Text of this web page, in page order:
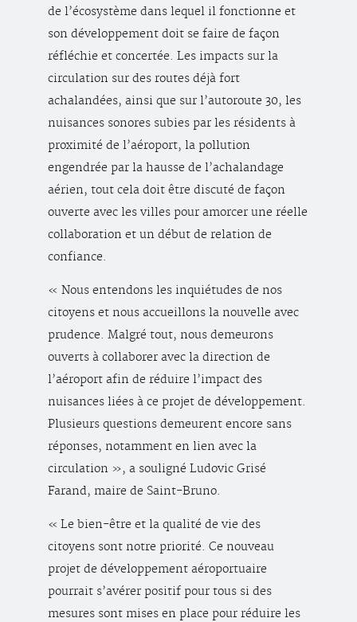
de l’écosystème dans lequel il fonctionne et
son développement doit se faire de façon
réfléchie et concertée. Les impacts sur la
circulation sur des routes déjà fort
achalandées, ainsi que sur l’autoroute 30, les
nuisances sonores subies par les résidents à
proximité de l’aéroport, la pollution
engendrée par la hausse de l’achalandage
aérien, tout cela doit être discuté de façon
ouverte avec les villes pour amorcer une réelle
collaboration et un début de relation de
confiance.
« Nous entendons les inquiétudes de nos
citoyens et nous accueillons la nouvelle avec
prudence. Malgré tout, nous demeurons
ouverts à collaborer avec la direction de
l’aéroport afin de réduire l’impact des
nuisances liées à ce projet de développement.
Plusieurs questions demeurent encore sans
réponses, notamment en lien avec la
circulation », a souligné Ludovic Grisé
Farand, maire de Saint-Bruno.
« Le bien-être et la qualité de vie des
citoyens sont notre priorité. Ce nouveau
projet de développement aéroportuaire
pourrait s’avérer positif pour tous si des
mesures sont mises en place pour réduire les